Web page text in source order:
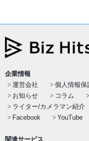
企業情報
運営会社
個人情報保
お知らせ
コラム
ライター/カメラマン紹介
Facebook
YouTube
関連サービス